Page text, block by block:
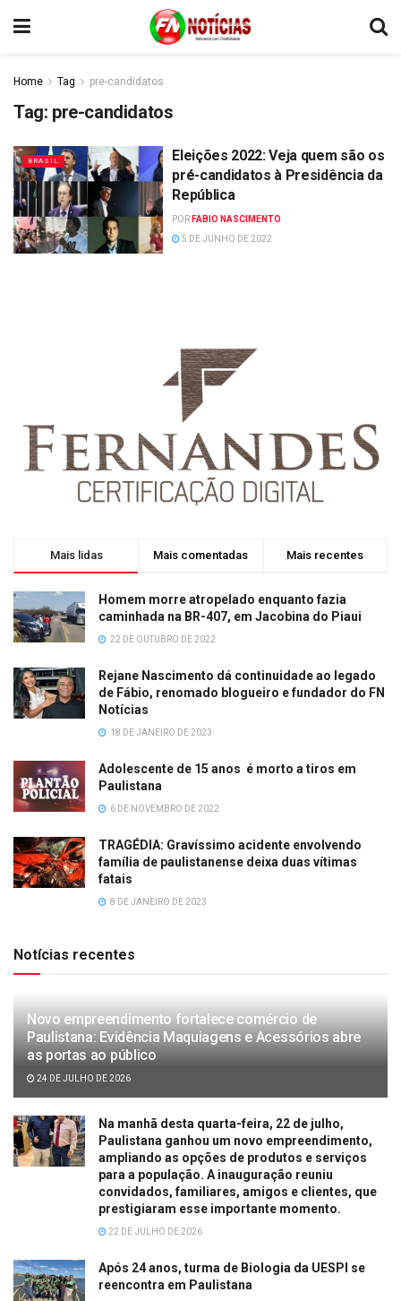
Home Tag pre-candidatos
Tag: pre-candidatos
BRASIL
Eleições 2022: Veja quem são os
pré-candidatos à Presidência da
República
POR FABIO NASCIMENTO
5 DE JUNHO DE 2022
Mais lidas Mais comentadas Mais recentes
Homem morre atropelado enquanto fazia
caminhada na BR-407, em Jacobina do Piaui
22 DE OUTUBRO DE 2022
Rejane Nascimento dá continuidade ao legado
de Fábio, renomado blogueiro e fundador do FN
Notícias
18 DE JANEIRO DE 2023
Adolescente de 15 anos é morto a tiros em
Paulistana
6 DE NOVEMBRO DE 2022
TRAGÉDIA: Gravíssimo acidente envolvendo
família de paulistanense deixa duas vítimas
fatais
8 DE JANEIRO DE 2023
Notícias recentes
Novo empreendimento fortalece comércio de
Paulistana: Evidência Maquiagens e Acessórios abre
as portas ao público
24 DE JULHO DE 2026
Na manhã desta quarta-feira, 22 de julho,
Paulistana ganhou um novo empreendimento,
ampliando as opções de produtos e serviços
para a população. A inauguração reuniu
convidados, familiares, amigos e clientes, que
prestigiaram esse importante momento.
22 DE JULHO DE 2026
Após 24 anos, turma de Biologia da UESPI se
reencontra em Paulistana